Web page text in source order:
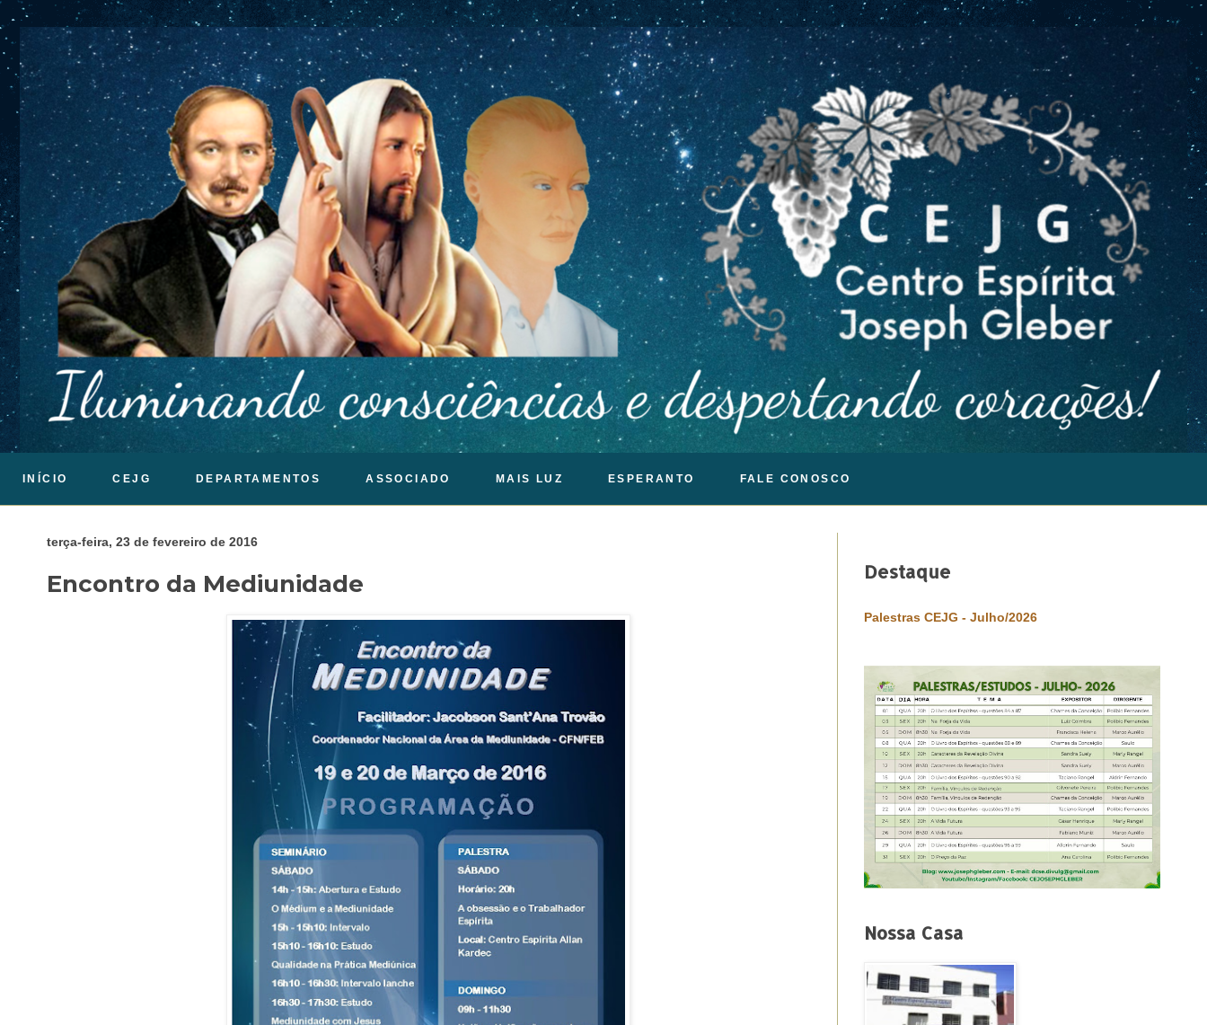
INÍCIO CEJG DEPARTAMENTOS ASSOCIADO MAIS LUZ ESPERANTO FALE CONOSCO
terça-feira, 23 de fevereiro de 2016
Encontro da Mediunidade Destaque
Palestras CEJG - Julho/2026
Nossa Casa